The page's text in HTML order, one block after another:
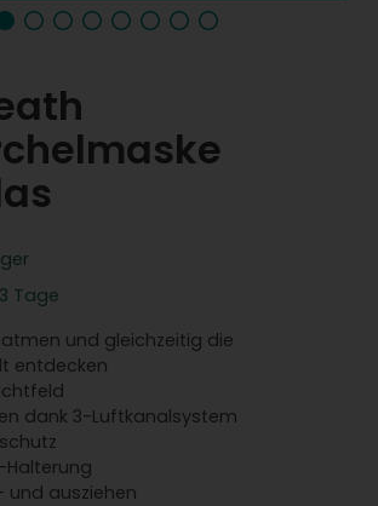
Tage
und gleichzeitig die
entdecken
dank 3-Luftkanalsystem
und ausziehen